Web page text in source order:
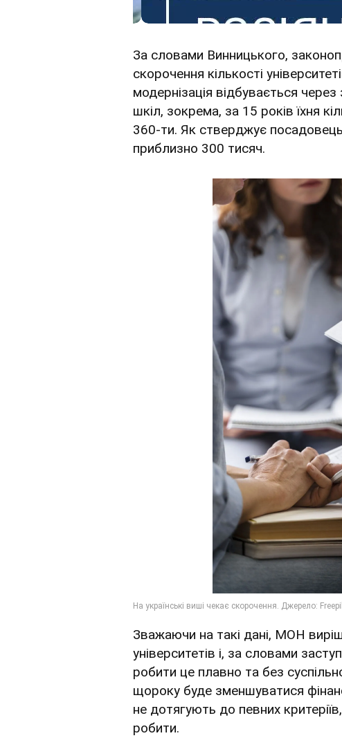
За словами Винницького,
скорочення кількості
модернізація відбувається
шкіл, зокрема, за 15 років їхня
360-ти. Як стверджує
приблизно 300 тисяч.
Зважаючи на такі дані, МОН
університетів і, за словами
робити це плавно та без
щороку буде зменшуватися
не дотягують до певних
робити.